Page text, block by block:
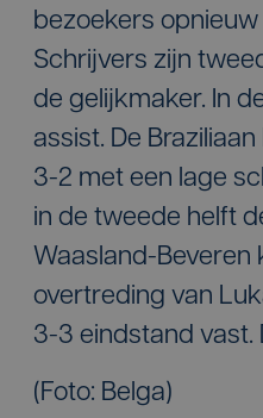
bezoekers
Schrijvers zijn
de gelijkmaker. In
assist. De
3-2 met een lage
in de tweede helft
Waasland-Beveren
overtreding van
3-3 eindstand vast.
(Foto: Belga)